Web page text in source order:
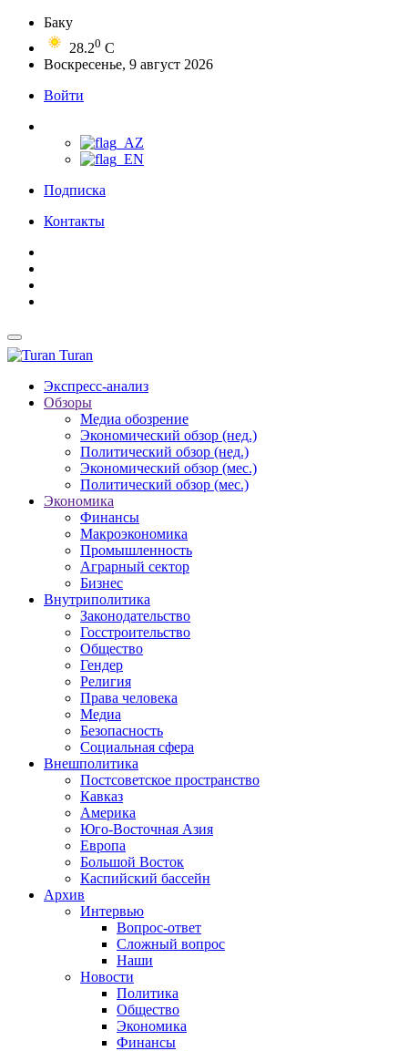
Баку
28.20 C
Воскресенье, 9 август 2026
Войти
Подписка
Контакты
Turan
Экспресс-анализ
Обзоры
Медиа обозрение
Экономический обзор (нед.)
Политический обзор (нед.)
Экономический обзор (мес.)
Политический обзор (мес.)
Экономика
Финансы
Макроэкономика
Промышленность
Аграрный сектор
Бизнес
Внутриполитика
Законодательство
Госстроительство
Общество
Гендер
Религия
Права человека
Медиа
Безопасность
Социальная сфера
Внешполитика
Постсоветское пространство
Кавказ
Америка
Юго-Восточная Азия
Европа
Большой Восток
Каспийский бассейн
Архив
Интервью
Вопрос-ответ
Сложный вопрос
Наши
Новости
Политика
Общество
Экономика
Финансы